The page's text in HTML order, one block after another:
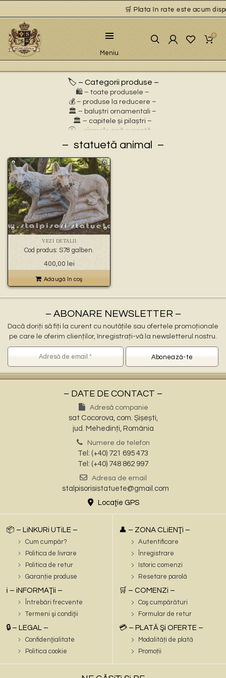
🛒 Plata în rate este acum
Meniu
0
🏷️ – Categorii produse –
🛍️ – toate produsele –
💰 – produse la reducere –
🏛 – baluștri ornamentali –
🏛 – capitele și pilaștri –
🚰 – cișmele apă curentă –
⛲ – fântâni arteziene –
🎀 – idei de cadouri –
🪴 – jardiniere cu personaje –
🌸 – jardiniere pentru flori –
🏗 – socluri și stative –
🦌 – statuete animale sălbatice –
🐕 – statuete animale domestice –
🧘 – statuete buddha –
🧺 – statuete cu coșulețe –
🐉 – statuete gargoyles –
👼 – statuete religioase și îngerași –
🦜 – statuete păsări –
💧 – statuete pentru fântâni –
🍄 – statuete pitici și troli –
🏺 – vaze pentru flori –
statuetă animal
VEZI DETALII
Cod produs: S78 galben.
400,00 lei
Adaugă în coş
– ABONARE NEWSLETTER –
Dacă doriți să fiți la curent cu noutățile sau ofertele promoționale
pe care le oferim clienților, înregistrați-vă la newsletterul nostru.
– DATE DE CONTACT –
Adresă companie
sat Cocorova, com. Șișești,
jud. Mehedinți, România
Numere de telefon
Tel: (+40) 721 695 473
Tel: (+40) 748 862 997
Adresa de email
stalpisorisistatuete@gmail.com
Locaţie GPS
📦 – LiNKURi UTiLE –
Cum cumpăr?
Politica de livrare
Politica de retur
Garanție produse
ℹ️ – iNFORMAŢii –
Întrebări frecvente
Termeni şi condiţii
🔒 – LEGAL –
Confidenţialitate
Politica cookie
👤 – ZONA CLiENŢi –
Autentificare
Înregistrare
Istoric comenzi
Resetare parolă
🛒 – COMENZi –
Coş cumpărături
Formular de retur
💳 – PLATĂ Şi OFERTE –
Modalități de plată
Promoții